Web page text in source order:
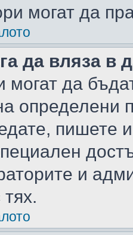
могат да
да вляза в
да
определени
пишете
и